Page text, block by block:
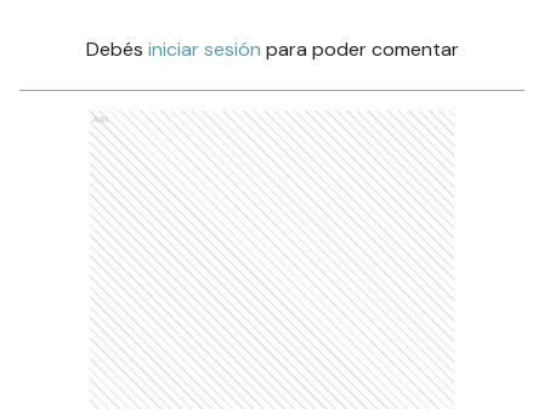
Debés iniciar sesión para poder comentar
Ads